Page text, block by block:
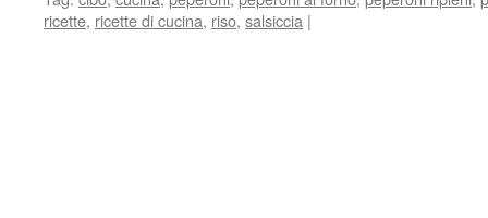
ricette, ricette di cucina, riso, salsiccia |